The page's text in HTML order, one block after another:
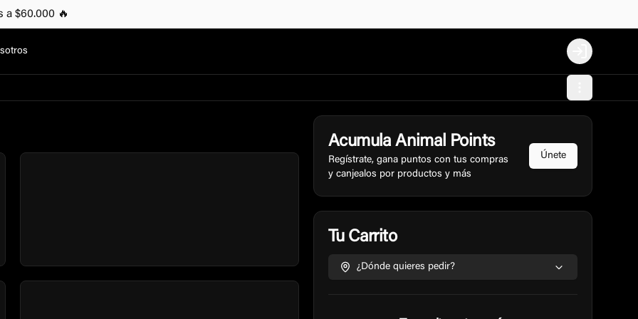
a $60.000 🔥
Login
AcumulaAnimal Points
Regístrate, gana puntos con tus compras
y canjealos por productos y más
Únete
Tu Carrito
¿Dónde quieres pedir?